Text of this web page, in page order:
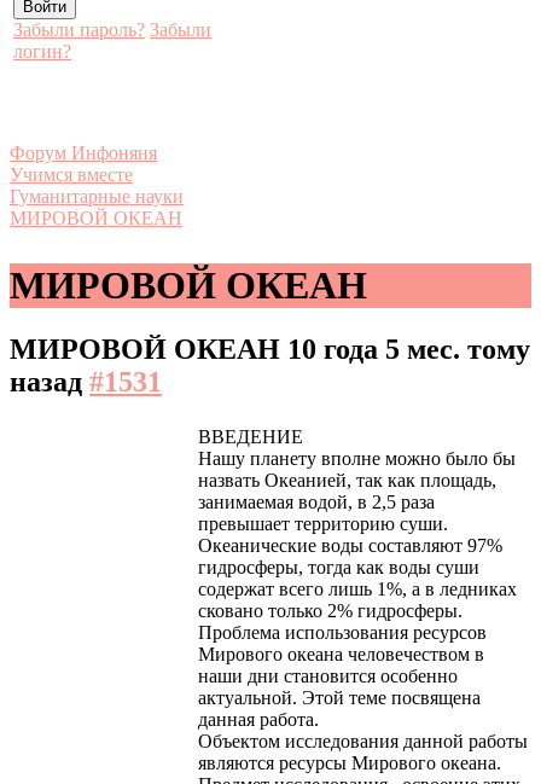
Забыли пароль? Забыли
логин?
Форум Инфоняня
Учимся вместе
Гуманитарные науки
МИРОВОЙ ОКЕАН
МИРОВОЙ ОКЕАН
МИРОВОЙ ОКЕАН 10 года 5 мес. тому
назад #1531
ВВЕДЕНИЕ
Нашу планету вполне можно было бы
назвать Океанией, так как площадь,
занимаемая водой, в 2,5 раза
превышает территорию суши.
Океанические воды составляют 97%
гидросферы, тогда как воды суши
содержат всего лишь 1%, а в ледниках
сковано только 2% гидросферы.
Проблема использования ресурсов
Мирового океана человечеством в
наши дни становится особенно
актуальной. Этой теме посвящена
данная работа.
Объектом исследования данной работы
являются ресурсы Мирового океана.